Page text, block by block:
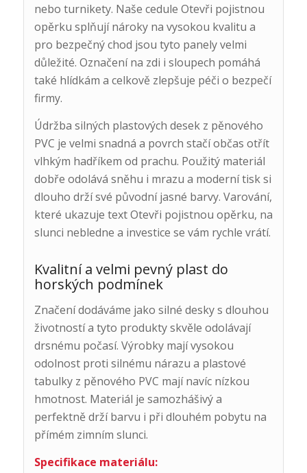
nebo turnikety. Naše cedule Otevři pojistnou
opěrku splňují nároky na vysokou kvalitu a
pro bezpečný chod jsou tyto panely velmi
důležité. Označení na zdi i sloupech pomáhá
také hlídkám a celkově zlepšuje péči o bezpečí
firmy.
Údržba silných plastových desek z pěnového
PVC je velmi snadná a povrch stačí občas otřít
vlhkým hadříkem od prachu. Použitý materiál
dobře odolává sněhu i mrazu a moderní tisk si
dlouho drží své původní jasné barvy. Varování,
které ukazuje text Otevři pojistnou opěrku, na
slunci nebledne a investice se vám rychle vrátí.
Kvalitní a velmi pevný plast do
horských podmínek
Značení dodáváme jako silné desky s dlouhou
životností a tyto produkty skvěle odolávají
drsnému počasí. Výrobky mají vysokou
odolnost proti silnému nárazu a plastové
tabulky z pěnového PVC mají navíc nízkou
hmotnost. Materiál je samozhášivý a
perfektně drží barvu i při dlouhém pobytu na
přímém zimním slunci.
Specifikace materiálu: